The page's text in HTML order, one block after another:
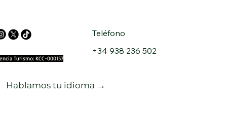
Teléfono
Turismo: KCC-000157
+34 938 236 502
Hablamos tu idioma →